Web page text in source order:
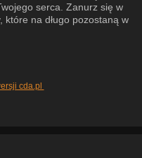
serca. Zanurz się w
które na długo pozostaną w
cda.pl